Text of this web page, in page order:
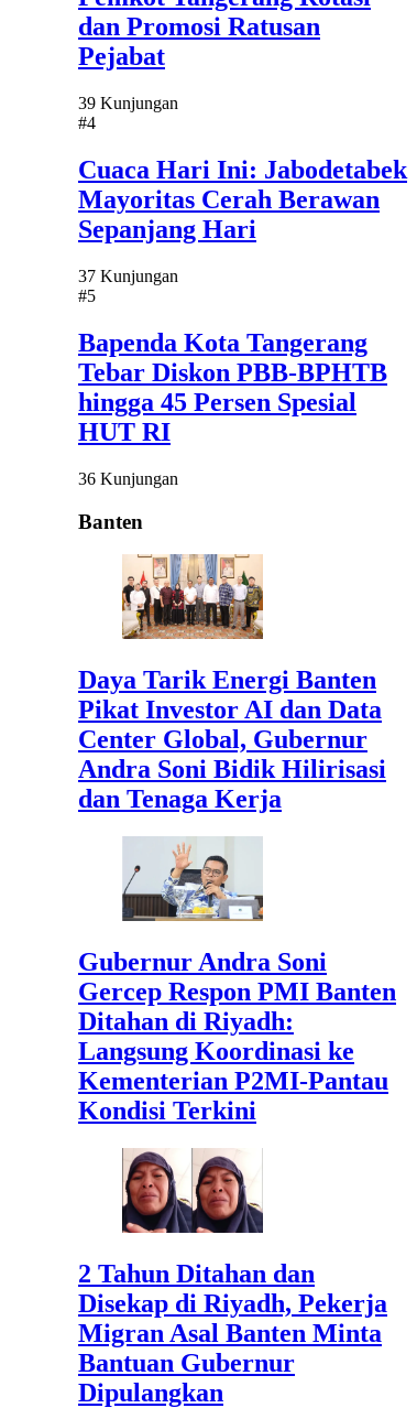
dan Promosi Ratusan
Pejabat
39 Kunjungan
#4
Cuaca Hari Ini: Jabodetabek
Mayoritas Cerah Berawan
Sepanjang Hari
37 Kunjungan
#5
Bapenda Kota Tangerang
Tebar Diskon PBB-BPHTB
hingga 45 Persen Spesial
HUT RI
36 Kunjungan
Banten
Daya Tarik Energi Banten
Pikat Investor AI dan Data
Center Global, Gubernur
Andra Soni Bidik Hilirisasi
dan Tenaga Kerja
Gubernur Andra Soni
Gercep Respon PMI Banten
Ditahan di Riyadh:
Langsung Koordinasi ke
Kementerian P2MI-Pantau
Kondisi Terkini
2 Tahun Ditahan dan
Disekap di Riyadh, Pekerja
Migran Asal Banten Minta
Bantuan Gubernur
Dipulangkan